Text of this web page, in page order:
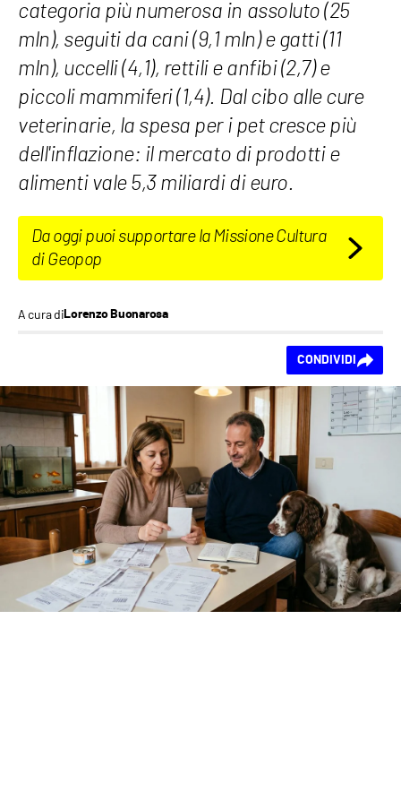
categoria più numerosa in assoluto (25
mln), seguiti da cani (9,1 mln) e gatti (11
mln), uccelli (4,1), rettili e anfibi (2,7) e
piccoli mammiferi (1,4). Dal cibo alle cure
veterinarie, la spesa per i pet cresce più
dell'inflazione: il mercato di prodotti e
alimenti vale 5,3 miliardi di euro.
Da oggi puoi supportare la Missione Cultura
di Geopop
A cura diLorenzo Buonarosa
CONDIVIDI